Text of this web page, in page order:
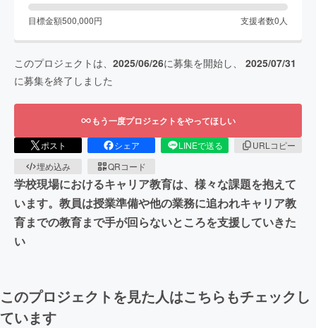
目標金額500,000円 支援者数0 人
このプロジェクトは、 2025/06/26に募集を開始し、 2025/07/31
に募集を終了しました
もう一度プロジェクトをやってほしい
ポスト シェア LINEで送る
URLコピー
埋め込み
QRコード
学校現場におけるキャリア教育は、様々な課題を抱えて
います。教員は授業準備や他の業務に追われキャリア教
育までの教育まで手が回らないところを支援していきた
い
このプロジェクトを見た人はこちらもチェックし
ています